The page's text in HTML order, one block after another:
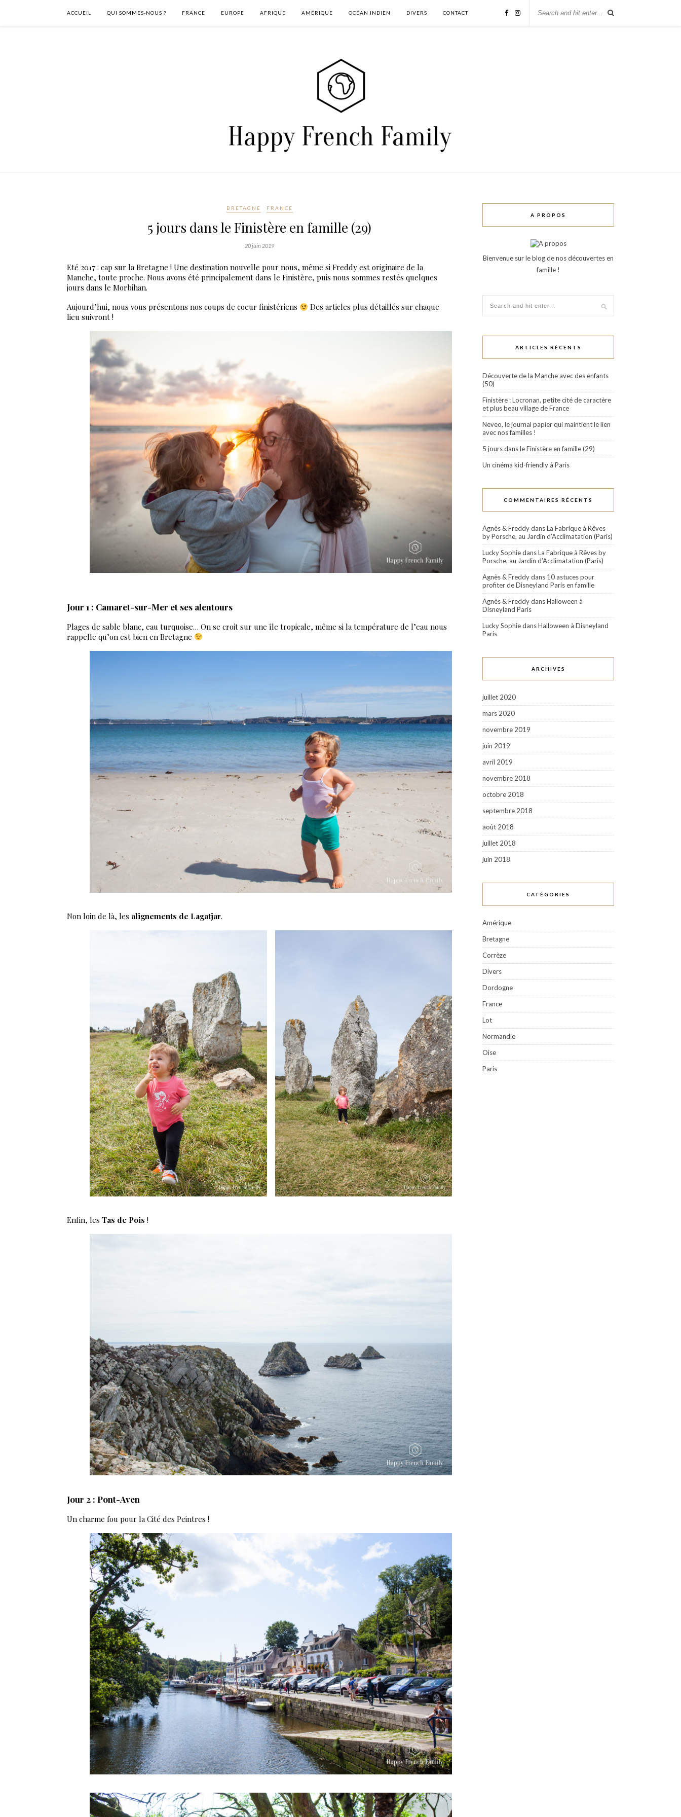
ACCUEIL QUI SOMMES-NOUS ? FRANCE EUROPE AFRIQUE AMÉRIQUE OCÉAN INDIEN DIVERS CONTACT
BRETAGNE FRANCE
5 jours dans le Finistère en famille (29)
20 juin 2019
Eté 2017 : cap sur la Bretagne ! Une destination nouvelle pour nous, même si Freddy est originaire de la
Manche, toute proche. Nous avons été principalement dans le Finistère, puis nous sommes restés quelques
jours dans le Morbihan.
Aujourd’hui, nous vous présentons nos coups de coeur finistériens
Des articles plus détaillés sur chaque
lieu suivront !
Jour 1 : Camaret-sur-Mer et ses alentours
Plages de sable blanc, eau turquoise… On se croit sur une île tropicale, même si la température de l’eau nous
rappelle qu’on est bien en Bretagne
Non loin de là, les alignements de Lagatjar.
Enfin, les Tas de Pois !
Jour 2 : Pont-Aven
Un charme fou pour la Cité des Peintres !
A PROPOS
Bienvenue sur le blog de nos découvertes en
famille !
ARTICLES RÉCENTS
Découverte de la Manche avec des enfants
(50)
Finistère : Locronan, petite cité de caractère
et plus beau village de France
Neveo, le journal papier qui maintient le lien
avec nos familles !
5 jours dans le Finistère en famille (29)
Un cinéma kid-friendly à Paris
COMMENTAIRES RÉCENTS
Agnès & FreddydansLa Fabrique à Rêves
by Porsche, au Jardin d’Acclimatation (Paris)
Lucky SophiedansLa Fabrique à Rêves by
Porsche, au Jardin d’Acclimatation (Paris)
Agnès & Freddydans 10 astuces pour
profiter de Disneyland Paris en famille
Agnès & FreddydansHalloween à
Disneyland Paris
Lucky SophiedansHalloween à Disneyland
Paris
ARCHIVES
juillet 2020
mars 2020
novembre 2019
juin 2019
avril 2019
novembre 2018
octobre 2018
septembre 2018
août 2018
juillet 2018
juin 2018
CATÉGORIES
Amérique
Bretagne
Corrèze
Divers
Dordogne
France
Lot
Normandie
Oise
Paris